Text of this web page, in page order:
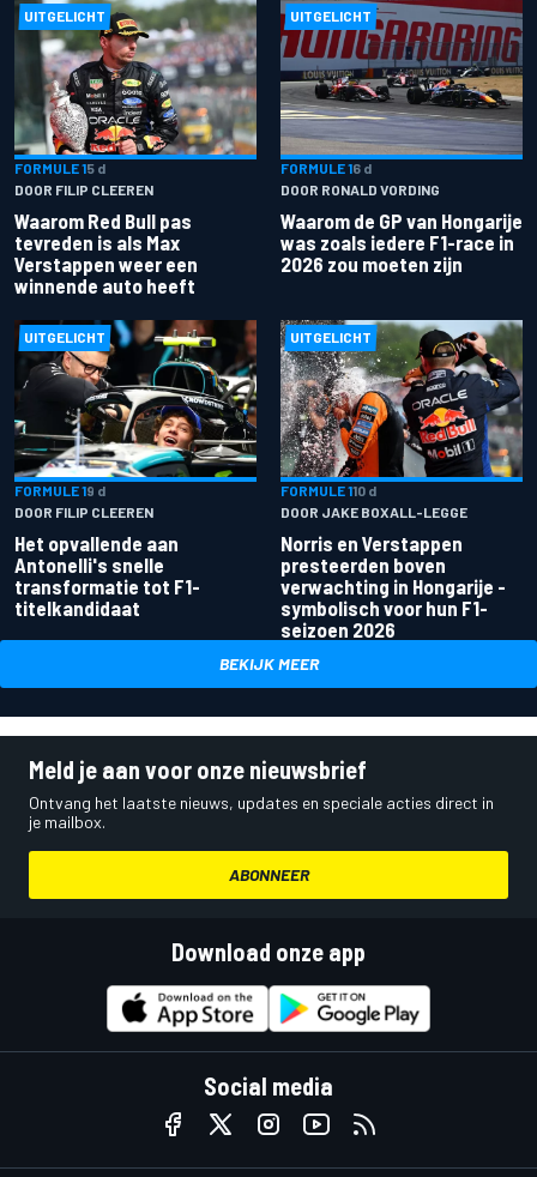
UITGELICHT
FORMULE 15 d
DOOR FILIP CLEEREN
Waarom Red Bull pas
tevreden is als Max
Verstappen weer een
winnende auto heeft
UITGELICHT
FORMULE 16 d
DOOR RONALD VORDING
Waarom de GP van Hongarije
was zoals iedere F1-race in
2026 zou moeten zijn
UITGELICHT
FORMULE 19 d
DOOR FILIP CLEEREN
Het opvallende aan
Antonelli's snelle
transformatie tot F1-
titelkandidaat
UITGELICHT
FORMULE 110 d
DOOR JAKE BOXALL-LEGGE
Norris en Verstappen
presteerden boven
verwachting in Hongarije -
symbolisch voor hun F1-
seizoen 2026
BEKIJK MEER
Meld je aan voor onze nieuwsbrief
Ontvang het laatste nieuws, updates en speciale acties direct in
je mailbox.
ABONNEER
Download onze app
Social media